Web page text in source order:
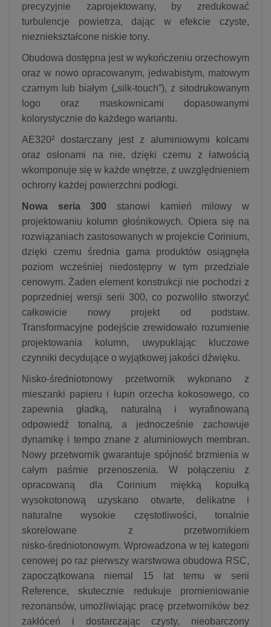
precyzyjnie zaprojektowany, by zredukować
turbulencje powietrza, dając w efekcie czyste,
niezniekształcone niskie tony.
Obudowa dostępna jest w wykończeniu orzechowym
oraz w nowo opracowanym, jedwabistym, matowym
czarnym lub białym („silk‑touch”), z sitodrukowanym
logo oraz maskownicami dopasowanymi
kolorystycznie do każdego wariantu.
AE320² dostarczany jest z aluminiowymi kolcami
oraz osłonami na nie, dzięki czemu z łatwością
wkomponuje się w każde wnętrze, z uwzględnieniem
ochrony każdej powierzchni podłogi.
Nowa seria 300 stanowi kamień milowy w
projektowaniu kolumn głośnikowych. Opiera się na
rozwiązaniach zastosowanych w projekcie Corinium,
dzięki czemu średnia gama produktów osiągnęła
poziom wcześniej niedostępny w tym przedziale
cenowym. Żaden element konstrukcji nie pochodzi z
poprzedniej wersji serii 300, co pozwoliło stworzyć
całkowicie nowy projekt od podstaw.
Transformacyjne podejście zrewidowało rozumienie
projektowania kolumn, uwypuklając kluczowe
czynniki decydujące o wyjątkowej jakości dźwięku.
Nisko‑średniotonowy przetwornik wykonano z
mieszanki papieru i łupin orzecha kokosowego, co
zapewnia gładką, naturalną i wyrafinowaną
odpowiedź tonalną, a jednocześnie zachowuje
dynamikę i tempo znane z aluminiowych membran.
Nowy przetwornik gwarantuje spójność brzmienia w
całym paśmie przenoszenia. W połączeniu z
opracowaną dla Corinium miękką kopułką
wysokotonową uzyskano otwarte, delikatne i
naturalne wysokie częstotliwości, tonalnie
skorelowane z przetwornikiem
nisko‑średniotonowym. Wprowadzona w tej kategorii
cenowej po raz pierwszy warstwowa obudowa RSC,
zapoczątkowana niemal 15 lat temu w serii
Reference, skutecznie redukuje promieniowanie
rezonansów, umożliwiając pracę przetworników bez
zakłóceń i dostarczając czysty, nieobarczony